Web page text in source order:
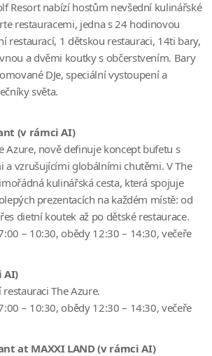
Resort nabízí hostům nevšední kulinářské
restauracemi, jedna s 24 hodinovou
restaurací, 1 dětskou restauraci, 14ti bary,
a dvěmi koutky s občerstvením. Bary
DJe, speciální vystoupení a
světa.
(v rámci AI)
Azure, nově definuje koncept bufetu s
a vzrušujícími globálními chutěmi. V The
kulinářská cesta, která spojuje
prezentacích na každém místě: od
dietní koutek až po dětské restaurace.
– 10:30, obědy 12:30 – 14:30, večeře
AI)
The Azure.
– 10:30, obědy 12:30 – 14:30, večeře
at MAXXI LAND (v rámci AI)